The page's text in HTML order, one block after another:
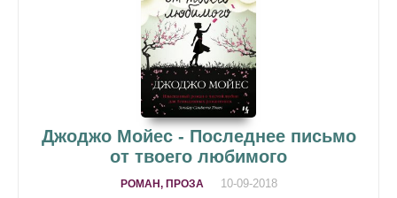
Джоджо Мойес - Последнее письмо
от твоего любимого
РОМАН, ПРОЗА 10-09-2018